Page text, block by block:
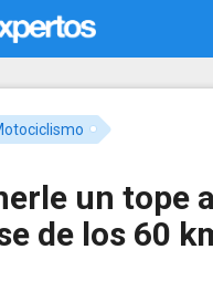
un tope
de los 60